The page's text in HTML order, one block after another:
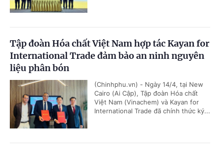
Tập đoàn Hóa chất Việt Nam hợp tác Kayan for
International Trade đảm bảo an ninh nguyên
liệu phân bón
(Chinhphu.vn) - Ngày 14/4, tại New
Cairo (Ai Cập), Tập đoàn Hóa chất
Việt Nam (Vinachem) và Kayan for
International Trade đã chính thức ký...